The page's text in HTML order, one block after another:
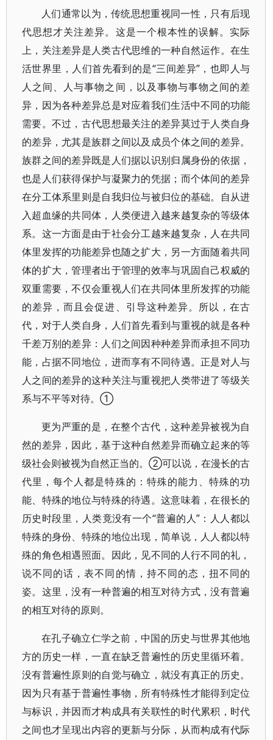
人们通常以为，传统思想重视同一性，只有后现
代思想才关注差异。这是一个根本性的误解。实际
上，关注差异是人类古代思维的一种自然运作。在生
活世界里，人们首先看到的是“三间差异”，也即人与
人之间、人与事物之间，以及事物与事物之间的差
异，因为各种差异总是对应着我们生活中不同的功能
需要。不过，古代思想最关注的差异莫过于人类自身
的差异，尤其是族群之间以及成员个体之间的差异。
族群之间的差异既是人们据以识别归属身份的依据，
也是人们获得保护与凝聚力的凭据；而个体间的差异
在分工体系里则是自我归位与被归位的基础。自从进
入超血缘的共同体，人类便进入越来越复杂的等级体
系。这一方面是由于社会分工越来越复杂，人在共同
体里发挥的功能差异也随之扩大，另一方面随着共同
体的扩大，管理者出于管理的效率与巩固自己权威的
双重需要，不仅会重视人们在共同体里所发挥的功能
的差异，而且会促进、引导这种差异。所以，在古
代，对于人类自身，人们首先看到与重视的就是各种
千差万别的差异：人们之间因种种差异而承担不同功
能，占据不同地位，进而享有不同待遇。正是对人与
人之间的差异的这种关注与重视把人类带进了等级关
系与不平等对待。①
更为严重的是，在整个古代，这种差异被视为自
然的差异，因此，基于这种自然差异而确立起来的等
级社会则被视为自然正当的。②可以说，在漫长的古
代里，每个人都是特殊的：特殊的能力、特殊的功
能、特殊的地位与特殊的待遇。这意味着，在很长的
历史时段里，人类竟没有一个“普遍的人”：人人都以
特殊的身份、特殊的地位出现，简单说，人人都以特
殊的角色相遇照面。因此，见不同的人行不同的礼，
说不同的话，表不同的情，持不同的态，扭不同的
姿。这里，没有一种普遍的相互对待方式，没有普遍
的相互对待的原则。
在孔子确立仁学之前，中国的历史与世界其他地
方的历史一样，一直在缺乏普遍性的历史里循环着。
没有普遍性原则的自觉与确立，就没有真正的历史。
因为只有基于普遍性事物，所有特殊性才能得到定位
与标识，并因而才构成具有关联性的时代累积，时代
之间也才呈现出内容的更新与分际，从而构成有代际